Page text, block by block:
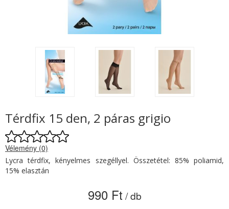
Térdfix 15 den, 2 páras grigio
Vélemény (0)
Lycra térdfix, kényelmes szegéllyel. Összetétel: 85% poliamid,
15% elasztán
990 Ft / db